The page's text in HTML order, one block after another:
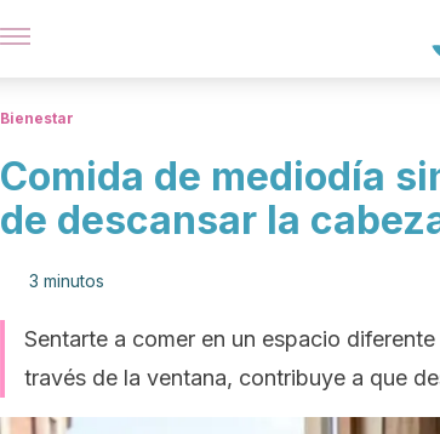
Bienestar
Comida de mediodía
de descansar la
3 minutos
Sentarte a comer en un espacio
través de la ventana, contribuye a que